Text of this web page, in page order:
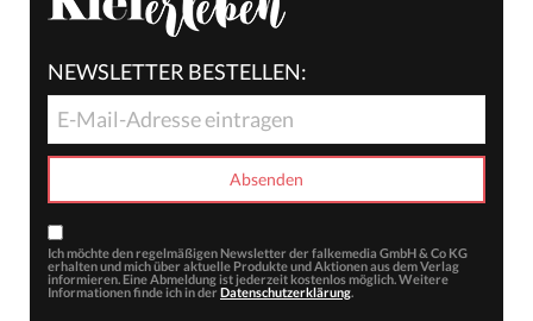
NEWSLETTER BESTELLEN:
Ich möchte den regelmäßigen Newsletter der falkemedia GmbH & Co KG
erhalten und mich über aktuelle Produkte und Aktionen aus dem Verlag
informieren. Eine Abmeldung ist jederzeit kostenlos möglich. Weitere
Informationen finde ich in der Datenschutzerklärung.